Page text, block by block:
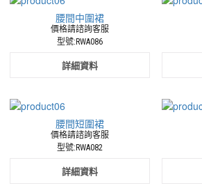
腰間中圍裙
價格請諮詢客服
型號:RWA086
詳細資料
腰間短圍裙
價格請諮詢客服
型號:RWA082
詳細資料